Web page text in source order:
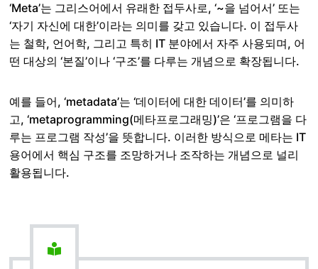
‘Meta’는 그리스어에서 유래한 접두사로, ‘~을 넘어서’ 또는
‘자기 자신에 대한’이라는 의미를 갖고 있습니다. 이 접두사
는 철학, 언어학, 그리고 특히 IT 분야에서 자주 사용되며, 어
떤 대상의 ‘본질’이나 ‘구조’를 다루는 개념으로 확장됩니다.
예를 들어, ‘metadata’는 ‘데이터에 대한 데이터’를 의미하
고, ‘metaprogramming(메타프로그래밍)’은 ‘프로그램을 다
루는 프로그램 작성’을 뜻합니다. 이러한 방식으로 메타는 IT
용어에서 핵심 구조를 조망하거나 조작하는 개념으로 널리
활용됩니다.